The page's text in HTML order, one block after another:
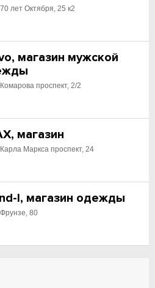
лет Октября, 25 к2
магазин мужской
проспект, 2/2
магазин
Маркса проспект, 24
I, магазин одежды
80